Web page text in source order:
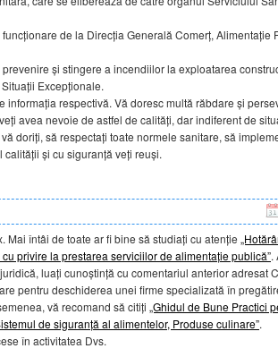
de la Direcția Generală Comerț, Alimentație
și stingere a incendiilor la exploatarea
Excepționale.
informația respectivă. Vă doresc multă răbdare și
avea nevoie de astfel de calități, dar indiferent de
doriți, să respectați toate normele sanitare, să
calității și cu siguranță veți reuși.
Mai întâi de toate ar fi bine să studiați cu atenție
privire la prestarea serviciilor de alimentație publică”.
luați cunoștință cu comentariul anterior adresat
pentru deschiderea unei firme specializată în
vă recomand să citiți „Ghidul de Bune Practici
de siguranță al alimentelor, Produse culinare”.
în activitatea Dvs.